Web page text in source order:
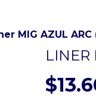
MIG AZUL
LINER